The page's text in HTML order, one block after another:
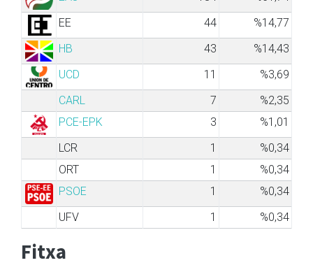
EE
44
%14,77
HB
43
%14,43
UCD
11
%3,69
CARL
7
%2,35
PCE-EPK
3
%1,01
LCR
1
%0,34
ORT
1
%0,34
PSOE
1
%0,34
UFV
1 %0,34
Fitxa